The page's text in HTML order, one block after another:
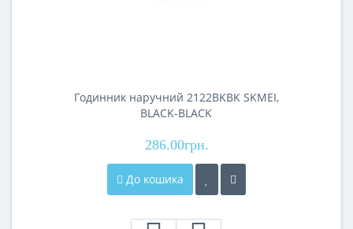
Годинник наручний 2122BKBK SKMEI,
BLACK-BLACK
286.00грн.
До кошика